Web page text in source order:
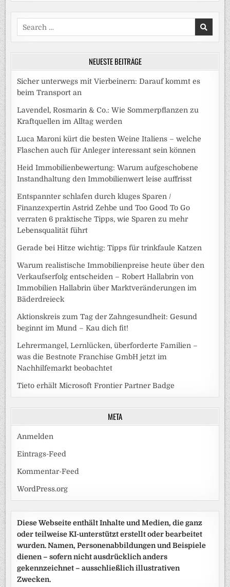
Search
for:
NEUESTE BEITRÄGE
Sicher unterwegs mit Vierbeinern: Darauf kommt es
beim Transport an
Lavendel, Rosmarin & Co.: Wie Sommerpflanzen zu
Kraftquellen im Alltag werden
Luca Maroni kürt die besten Weine Italiens – welche
Flaschen auch für Anleger interessant sein können
Heid Immobilienbewertung: Warum aufgeschobene
Instandhaltung den Immobilienwert leise auffrisst
Entspannter schlafen durch kluges Sparen /
Finanzexpertin Astrid Zehbe und Too Good To Go
verraten 6 praktische Tipps, wie Sparen zu mehr
Lebensqualität führt
Gerade bei Hitze wichtig: Tipps für trinkfaule Katzen
Warum realistische Immobilienpreise heute über den
Verkaufserfolg entscheiden – Robert Hallabrin von
Immobilien Hallabrin über Marktveränderungen im
Bäderdreieck
Aktionskreis zum Tag der Zahngesundheit: Gesund
beginnt im Mund – Kau dich fit!
Lehrermangel, Lernlücken, überforderte Familien –
was die Bestnote Franchise GmbH jetzt im
Nachhilfemarkt beobachtet
Tieto erhält Microsoft Frontier Partner Badge
META
Anmelden
Eintrags-Feed
Kommentar-Feed
WordPress.org
Diese Webseite enthält Inhalte und Medien, die ganz
oder teilweise KI-unterstützt erstellt oder bearbeitet
wurden. Namen, Personenabbildungen und Beispiele
dienen – sofern nicht ausdrücklich anders
gekennzeichnet – ausschließlich illustrativen
Zwecken.